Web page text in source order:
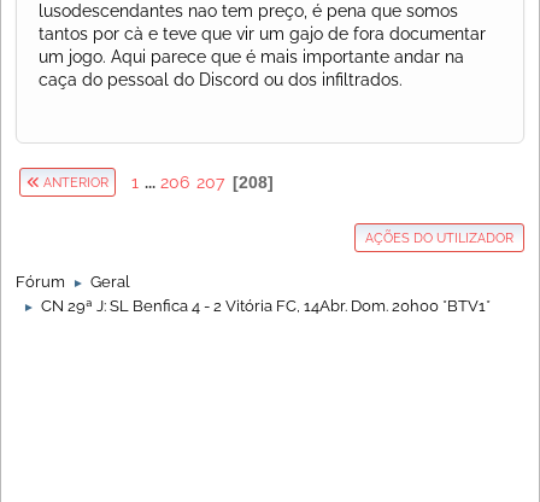
lusodescendantes nao tem preço, é pena que somos
tantos por cà e teve que vir um gajo de fora documentar
um jogo. Aqui parece que é mais importante andar na
caça do pessoal do Discord ou dos infiltrados.
ANTERIOR 1 ... 206 207 208
AÇÕES DO UTILIZADOR
Fórum ► Geral
► CN 29ª J: SL Benfica 4 - 2 Vitória FC, 14Abr. Dom. 20h00 *BTV1*